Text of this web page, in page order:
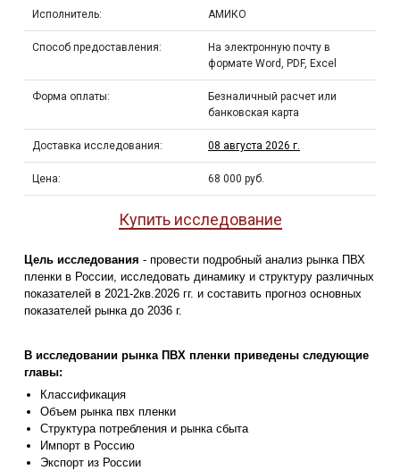
Исполнитель: АМИКО
Способ предоставления:
На электронную почту в
формате Word, PDF, Excel
Форма оплаты:
Безналичный расчет или
банковская карта
Доставка исследования: 08 августа 2026 г.
Цена: 68 000 руб.
Купить исследование
Цель исследования - провести подробный анализ рынка ПВХ
пленки в России, исследовать динамику и структуру различных
показателей в 2021-2кв.2026 гг. и составить прогноз основных
показателей рынка до 2036 г.
В исследовании рынка ПВХ пленки приведены следующие
главы:
Классификация
Объем рынка пвх пленки
Структура потребления и рынка сбыта
Импорт в Россию
Экспорт из России